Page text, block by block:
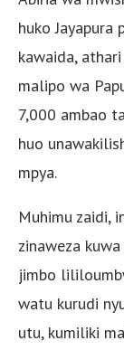
huko
kawaida,
malipo wa
7,000 ambao
huo
mpya.
Muhimu zaidi,
zinaweza
jimbo
watu kurudi
utu, kumiliki